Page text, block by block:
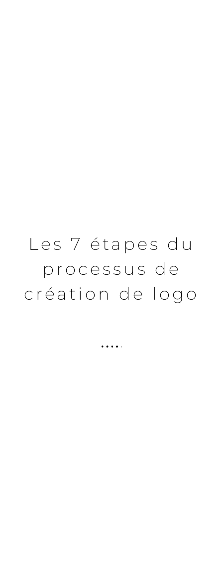
Les 7 étapes du
processus de
création de logo